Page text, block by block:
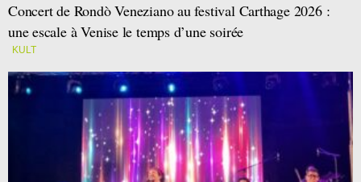
Concert de Rondò Veneziano au festival Carthage 2026 :
une escale à Venise le temps d’une soirée
KULT